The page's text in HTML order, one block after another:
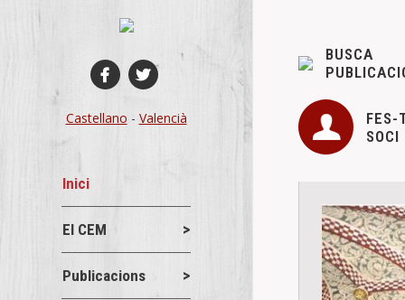
Castellano - Valencià
Inici
El CEM
Publicacions
BUSCA
FES-
SOCI